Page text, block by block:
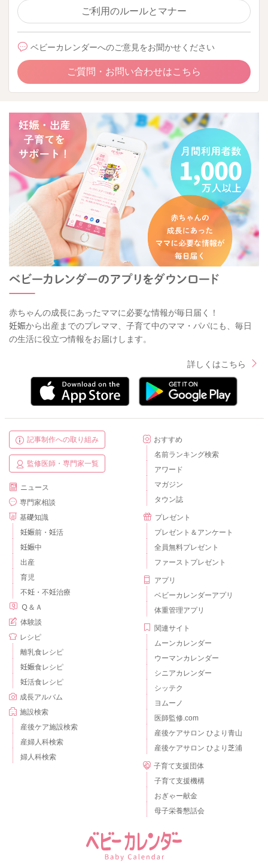
ご利用のルールとマナー
ベビーカレンダーへのご意見をお聞かせください
ご質問・お問い合わせはこちら
赤ちゃんの成長にあったママに必要な情報が毎日届く！
妊娠から出産までのプレママ、子育て中のママ・パパにも、毎日
の生活に役立つ情報をお届けします。
詳しくはこちら
記事制作への取り組み
監修医師・専門家一覧
ニュース
専門家相談
基礎知識
妊娠前・妊活
妊娠中
出産
育児
不妊・不妊治療
Ｑ＆Ａ
体験談
レシピ
離乳食レシピ
妊娠食レシピ
妊活食レシピ
成長アルバム
施設検索
産後ケア施設検索
産婦人科検索
婦人科検索
おすすめ
名前ランキング検索
アワード
マガジン
タウン誌
プレゼント
プレゼント＆アンケート
全員無料プレゼント
ファーストプレゼント
アプリ
ベビーカレンダーアプリ
体重管理アプリ
関連サイト
ムーンカレンダー
ウーマンカレンダー
シニアカレンダー
シッテク
ヨムーノ
医師監修.com
産後ケアサロン ひより青山
産後ケアサロン ひより芝浦
子育て支援団体
子育て支援機構
おぎゃー献金
母子栄養懇話会